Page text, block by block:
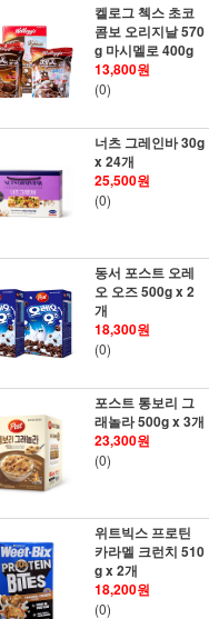
켈로그 첵스 초코
콤보 오리지날 570
g 마시멜로 400g
13,800원
(0)
너츠 그레인바 30g
x 24개
25,500원
(0)
동서 포스트 오레
오 오즈 500g x 2
개
18,300원
(0)
포스트 통보리 그
래놀라 500g x 3개
23,300원
(0)
위트빅스 프로틴
카라멜 크런치 510
g x 2개
18,200원
(0)